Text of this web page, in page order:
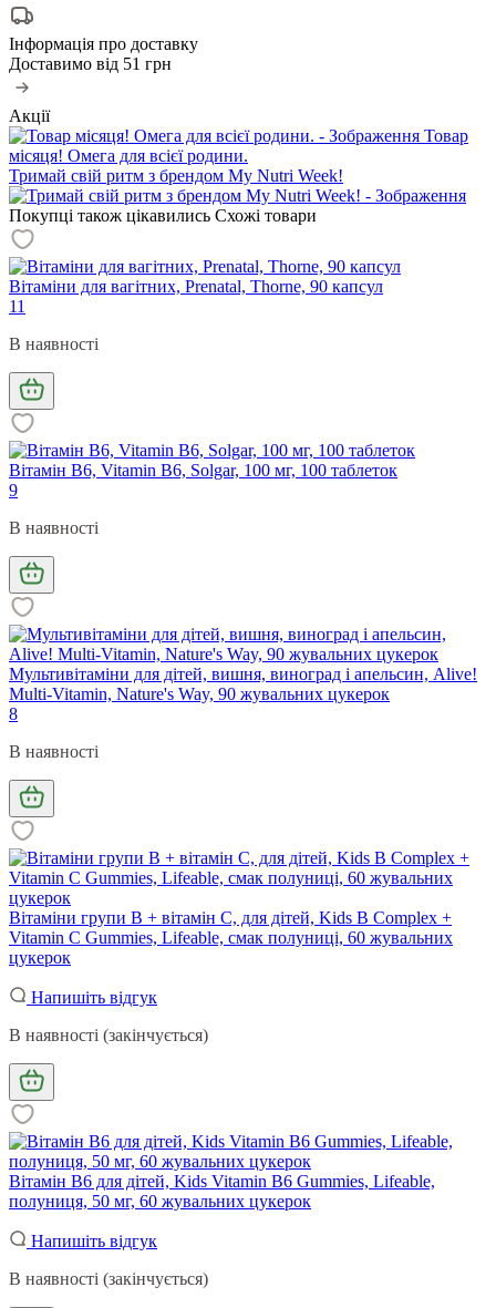
Інформація про доставку
Доставимо від 51 грн
Акції
Товар
місяця! Омега для всієї родини.
Тримай свій ритм з брендом My Nutri Week!
Покупці також цікавились Схожі товари
Вітаміни для вагітних, Prenatal, Thorne, 90 капсул
11
В наявності
Вітамін В6, Vitamin B6, Solgar, 100 мг, 100 таблеток
9
В наявності
Мультивітаміни для дітей, вишня, виноград і апельсин, Alive!
Multi-Vitamin, Nature's Way, 90 жувальних цукерок
8
В наявності
Вітаміни групи В + вітамін С, для дітей, Kids B Complex +
Vitamin C Gummies, Lifeable, смак полуниці, 60 жувальних
цукерок
Напишіть відгук
В наявності (закінчується)
Вітамін B6 для дітей, Kids Vitamin B6 Gummies, Lifeable,
полуниця, 50 мг, 60 жувальних цукерок
Напишіть відгук
В наявності (закінчується)